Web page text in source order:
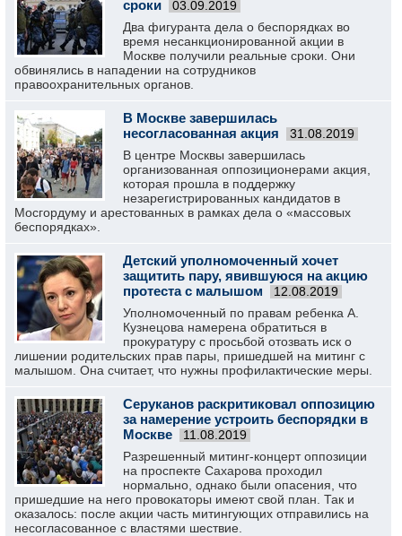
сроки
03.09.2019
Два фигуранта дела о беспорядках во
время несанкционированной акции в
Москве получили реальные сроки. Они
обвинялись в нападении на сотрудников
правоохранительных органов.
В Москве завершилась
несогласованная акция
31.08.2019
В центре Москвы завершилась
организованная оппозиционерами акция,
которая прошла в поддержку
незарегистрированных кандидатов в
Мосгордуму и арестованных в рамках дела о «массовых
беспорядках».
Детский уполномоченный хочет
защитить пару, явившуюся на акцию
протеста с малышом
12.08.2019
Уполномоченный по правам ребенка А.
Кузнецова намерена обратиться в
прокуратуру с просьбой отозвать иск о
лишении родительских прав пары, пришедшей на митинг с
малышом. Она считает, что нужны профилактические меры.
Серуканов раскритиковал оппозицию
за намерение устроить беспорядки в
Москве
11.08.2019
Разрешенный митинг-концерт оппозиции
на проспекте Сахарова проходил
нормально, однако были опасения, что
пришедшие на него провокаторы имеют свой план. Так и
оказалось: после акции часть митингующих отправились на
несогласованное с властями шествие.